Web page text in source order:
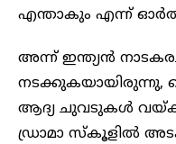
എന്താകും എന്ന്
അന്ന് ഇന്ത്യൻ
നടക്കുകയായിരുന്നു,
ആദ്യ ചുവടുകൾ
ഡ്രാമാ സ്കൂളിൽ